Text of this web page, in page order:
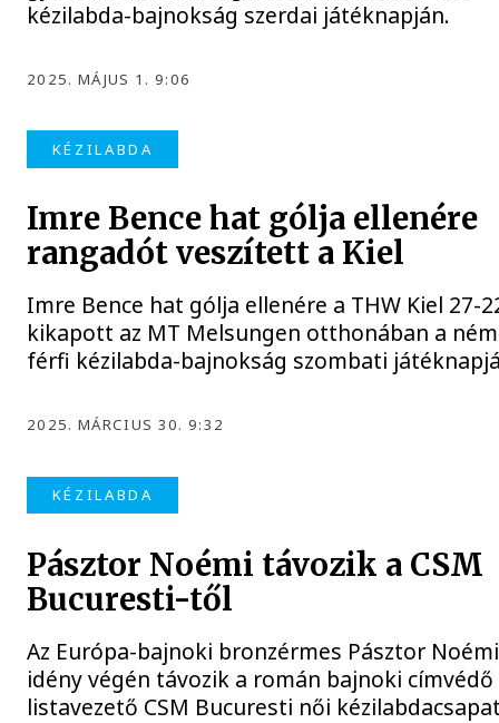
kézilabda-bajnokság szerdai játéknapján.
2025. MÁJUS 1. 9:06
KÉZILABDA
Imre Bence hat gólja ellenére
rangadót veszített a Kiel
Imre Bence hat gólja ellenére a THW Kiel 27-
kikapott az MT Melsungen otthonában a
férfi kézilabda-bajnokság szombati
2025. MÁRCIUS 30. 9:32
KÉZILABDA
Pásztor Noémi távozik a CSM
Bucuresti-től
Az Európa-bajnoki bronzérmes Pásztor
idény végén távozik a román bajnoki címvédő
listavezető CSM Bucuresti női